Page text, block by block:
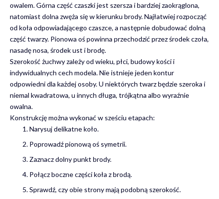
owalem. Górna część czaszki jest szersza i bardziej zaokrąglona,
natomiast dolna zwęża się w kierunku brody. Najłatwiej rozpocząć
od koła odpowiadającego czaszce, a następnie dobudować dolną
część twarzy. Pionowa oś powinna przechodzić przez środek czoła,
nasadę nosa, środek ust i brodę.
Szerokość żuchwy zależy od wieku, płci, budowy kości i
indywidualnych cech modela. Nie istnieje jeden kontur
odpowiedni dla każdej osoby. U niektórych twarz będzie szeroka i
niemal kwadratowa, u innych długa, trójkątna albo wyraźnie
owalna.
Konstrukcję można wykonać w sześciu etapach:
Narysuj delikatne koło.
Poprowadź pionową oś symetrii.
Zaznacz dolny punkt brody.
Połącz boczne części koła z brodą.
Sprawdź, czy obie strony mają podobną szerokość.